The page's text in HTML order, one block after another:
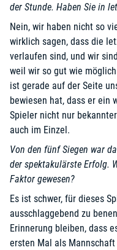
der Stunde. Haben Sie in
Nein, wir haben nicht so
wirklich sagen, dass die
verlaufen sind, und wir
weil wir so gut wie
ist gerade auf der Seite
bewiesen hat, dass er ein
Spieler nicht nur
auch im Einzel.
Von den fünf Siegen war
der spektakulärste Erfolg.
Faktor gewesen?
Es ist schwer, für dieses
ausschlaggebend zu
Erinnerung bleiben, dass
ersten Mal als